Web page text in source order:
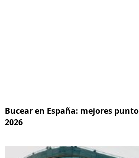
Bucear en España: mejores
2026